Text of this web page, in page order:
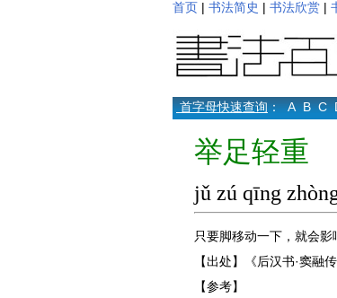
首页 | 书法简史 | 书法欣赏 |
首字母快速查询： A B C
举足轻重
jǔ zú qīng
只要脚移动一下，就会
【出处】《后汉书·窦融
【参考】